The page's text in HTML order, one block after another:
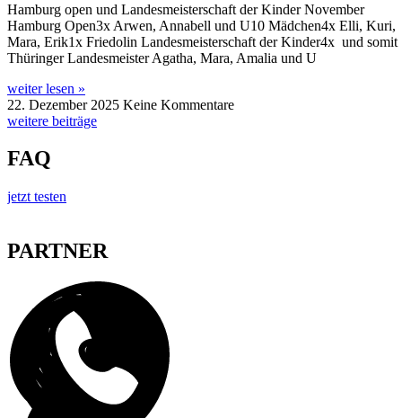
Hamburg open und Landesmeisterschaft der Kinder November
Hamburg Open3x Arwen, Annabell und U10 Mädchen4x Elli, Kuri,
Mara, Erik1x Friedolin Landesmeisterschaft der Kinder4x und somit
Thüringer Landesmeister Agatha, Mara, Amalia und U
weiter lesen »
22. Dezember 2025 Keine Kommentare
weitere beiträge
FAQ
jetzt testen
PARTNER